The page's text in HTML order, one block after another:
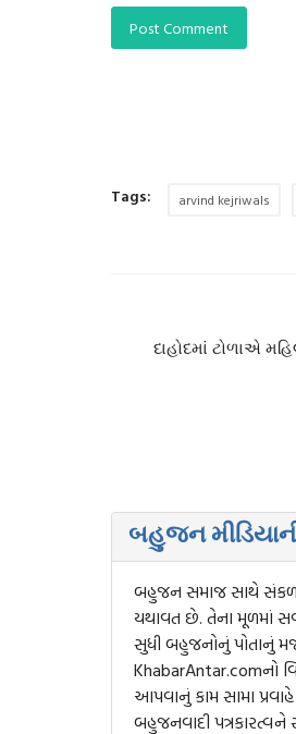
Post Comment
Tags: arvind kejriwals
દાહોદમાં ટોળાએ
બહુજન
બહુજન સમાજ સાથે
યથાવત છે. તેના મૂળમાં
સુધી બહુજનોનું પોતાનું
KhabarAntar.comનો
આપવાનું કામ સામા
બહુજનવાદી